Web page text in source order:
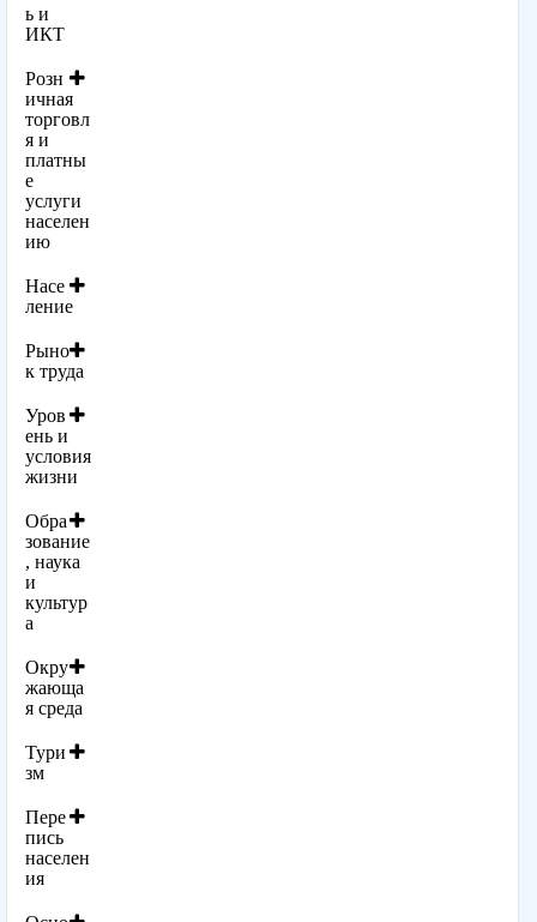
ь и
ИКТ
Розн
ичная
торговл
я и
платны
е
услуги
населен
ию
Насе
ление
Рыно
к труда
Уров
ень и
условия
жизни
Обра
зование
, наука
и
культур
а
Окру
жающа
я среда
Тури
зм
Пере
пись
населен
ия